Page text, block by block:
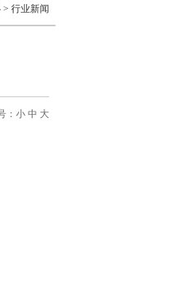
> 行业新闻
： 小 中 大